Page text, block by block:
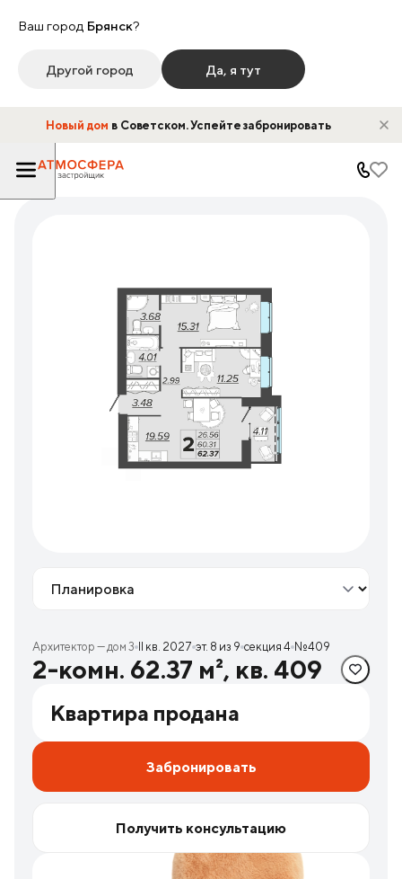
Ваш город Брянск?
Другой город Да, я тут
Новый дом в Советском. Успейте забронировать
Архитектор — дом 3 II кв. 2027 эт. 8 из 9 секция 4 №409
2-комн. 62.37 м², кв. 409
Квартира продана
Забронировать
Получить консультацию